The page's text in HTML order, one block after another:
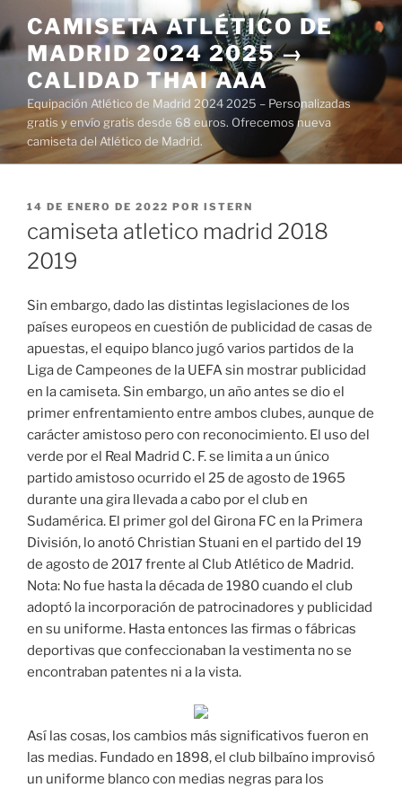
al
contenido
CAMISETA ATLÉTICO DE
MADRID 2024 2025 →
CALIDAD THAI AAA
Equipación Atlético de Madrid 2024 2025 – Personalizadas
gratis y envío gratis desde 68 euros. Ofrecemos nueva
camiseta del Atlético de Madrid.
PUBLICADO
14 DE ENERO DE 2022 POR ISTERN
camiseta atletico madrid 2018
2019
Sin embargo, dado las distintas legislaciones de los
países europeos en cuestión de publicidad de casas de
apuestas, el equipo blanco jugó varios partidos de la
Liga de Campeones de la UEFA sin mostrar publicidad
en la camiseta. Sin embargo, un año antes se dio el
primer enfrentamiento entre ambos clubes, aunque de
carácter amistoso pero con reconocimiento. El uso del
verde por el Real Madrid C. F. se limita a un único
partido amistoso ocurrido el 25 de agosto de 1965
durante una gira llevada a cabo por el club en
Sudamérica. El primer gol del Girona FC en la Primera
División, lo anotó Christian Stuani en el partido del 19
de agosto de 2017 frente al Club Atlético de Madrid.
Nota: No fue hasta la década de 1980 cuando el club
adoptó la incorporación de patrocinadores y publicidad
en su uniforme. Hasta entonces las firmas o fábricas
deportivas que confeccionaban la vestimenta no se
encontraban patentes ni a la vista.
Así las cosas, los cambios más significativos fueron en
las medias. Fundado en 1898, el club bilbaíno improvisó
un uniforme blanco con medias negras para los